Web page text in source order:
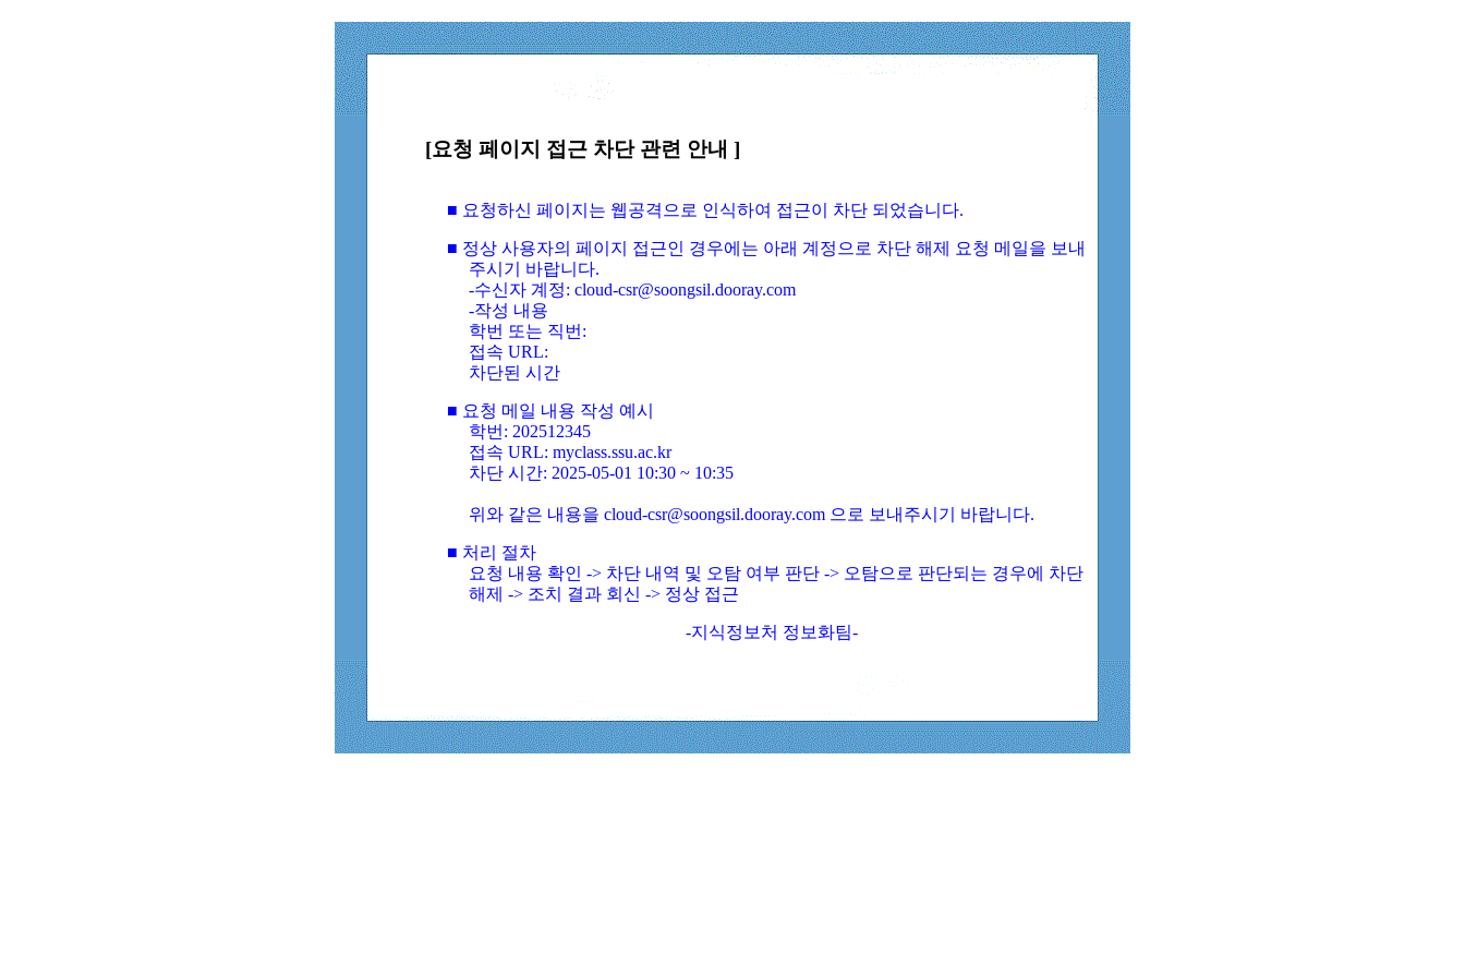
[요청 페이지 접근 차단 관련 안내 ]
■ 요청하신 페이지는 웹공격으로 인식하여 접근이 차단 되었습니다.
■ 정상 사용자의 페이지 접근인 경우에는 아래 계정으로 차단 해제 요청 메일을 보내
주시기 바랍니다.
-수신자 계정: cloud-csr@soongsil.dooray.com
-작성 내용
학번 또는 직번:
접속 URL:
차단된 시간
■ 요청 메일 내용 작성 예시
학번: 202512345
접속 URL: myclass.ssu.ac.kr
차단 시간: 2025-05-01 10:30 ~ 10:35
위와 같은 내용을 cloud-csr@soongsil.dooray.com 으로 보내주시기 바랍니다.
■ 처리 절차
요청 내용 확인 -> 차단 내역 및 오탐 여부 판단 -> 오탐으로 판단되는 경우에 차단
해제 -> 조치 결과 회신 -> 정상 접근
-지식정보처 정보화팀-